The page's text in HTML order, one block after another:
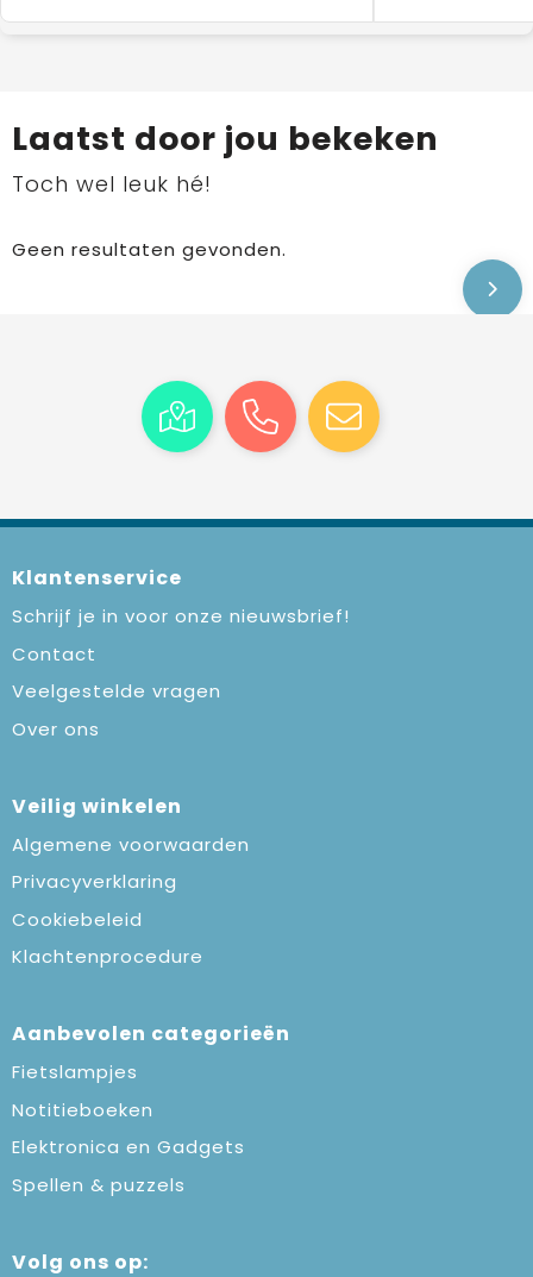
Laatst door jou bekeken
Toch wel leuk hé!
Geen resultaten gevonden.
Klantenservice
Schrijf je in voor onze nieuwsbrief!
Contact
Veelgestelde vragen
Over ons
Veilig winkelen
Algemene voorwaarden
Privacyverklaring
Cookiebeleid
Klachtenprocedure
Aanbevolen categorieën
Fietslampjes
Notitieboeken
Elektronica en Gadgets
Spellen & puzzels
Volg ons op: